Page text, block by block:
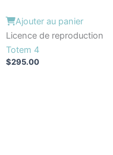
Ajouter au panier
Licence de reproduction
Totem 4
$295.00